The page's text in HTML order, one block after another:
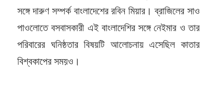
সঙ্গে দারুণ সম্পর্ক বাংলাদেশের রবিন মিয়ার। ব্রাজিলের সাও
পাওলোতে বসবাসকারী এই বাংলাদেশির সঙ্গে নেইমার ও তার
পরিবারের ঘনিষ্ঠতার বিষয়টি আলোচনায় এসেছিল কাতার
বিশ্বকাপের সময়ও।